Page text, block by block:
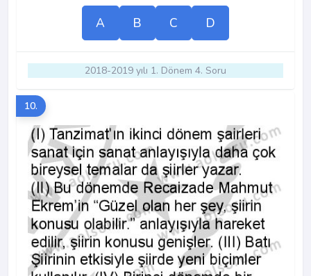
A B C D
2018-2019 yılı 1. Dönem 4. Soru
10.